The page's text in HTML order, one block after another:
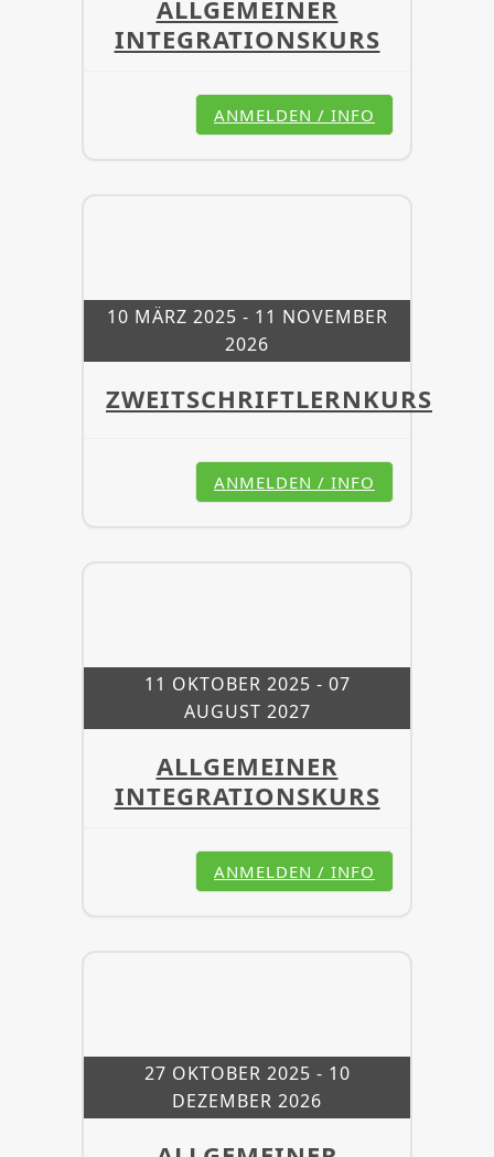
ALLGEMEINER
INTEGRATIONSKURS
ANMELDEN / INFO
10 MÄRZ 2025 - 11 NOVEMBER
2026
ZWEITSCHRIFTLERNKURS
ANMELDEN / INFO
11 OKTOBER 2025 - 07
AUGUST 2027
ALLGEMEINER
INTEGRATIONSKURS
ANMELDEN / INFO
27 OKTOBER 2025 - 10
DEZEMBER 2026